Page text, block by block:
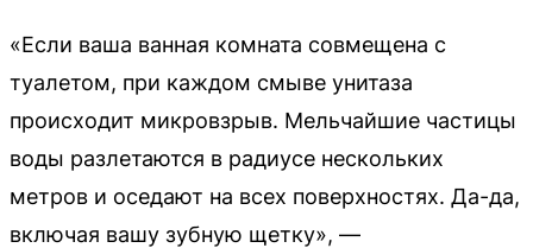
«Если ваша ванная комната совмещена с
туалетом, при каждом смыве унитаза
происходит микровзрыв. Мельчайшие частицы
воды разлетаются в радиусе нескольких
метров и оседают на всех поверхностях. Да-да,
включая вашу зубную щетку», —